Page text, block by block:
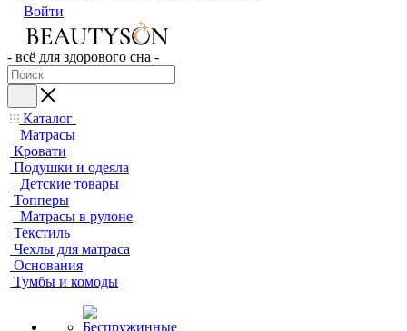
Войти
- всё для здорового сна -
Каталог
Матрасы
Кровати
Подушки и одеяла
Детские товары
Топперы
Матрасы в рулоне
Текстиль
Чехлы для матраса
Основания
Тумбы и комоды